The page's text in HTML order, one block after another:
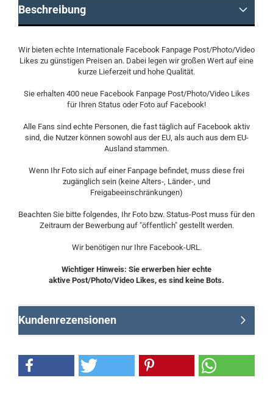
Beschreibung
Wir bieten echte Internationale Facebook Fanpage Post/Photo/Video
Likes zu günstigen Preisen an. Dabei legen wir großen Wert auf eine
kurze Lieferzeit und hohe Qualität.
Sie erhalten 400 neue Facebook Fanpage Post/Photo/Video Likes
für Ihren Status oder Foto auf Facebook!
Alle Fans sind echte Personen, die fast täglich auf Facebook aktiv
sind, die Nutzer können sowohl aus der EU, als auch aus dem EU-
Ausland stammen.
Wenn Ihr Foto sich auf einer Fanpage befindet, muss diese frei
zugänglich sein (keine Alters-, Länder-, und
Freigabeeinschränkungen)
Beachten Sie bitte folgendes, Ihr Foto bzw. Status-Post muss für den
Zeitraum der Bewerbung auf "öffentlich" gestellt werden.
Wir benötigen nur Ihre Facebook-URL.
Wichtiger Hinweis: Sie erwerben hier echte
aktive Post/Photo/Video Likes, es sind keine Bots.
Kundenrezensionen